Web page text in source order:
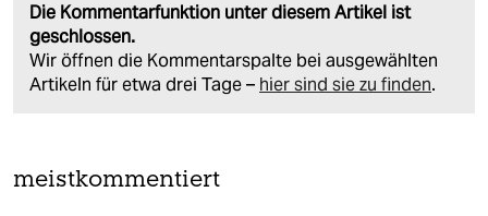
Die Kommentarfunktion unter diesem Artikel ist
geschlossen.
Wir öffnen die Kommentarspalte bei ausgewählten
Artikeln für etwa drei Tage – hier sind sie zu finden.
meistkommentiert